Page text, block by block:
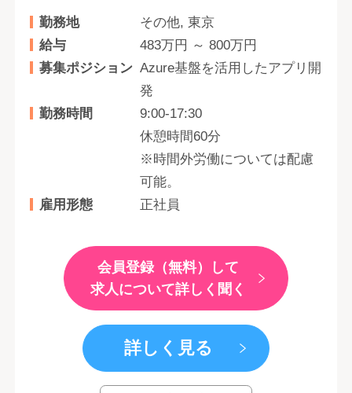
勤務地
その他, 東京
給与
483万円 ～ 800万円
募集ポジション Azure基盤を活用したアプリ開
発
勤務時間
9:00-17:30
休憩時間60分
※時間外労働については配慮
可能。
雇用形態
正社員
会員登録（無料）して
求人について詳しく聞く
詳しく見る